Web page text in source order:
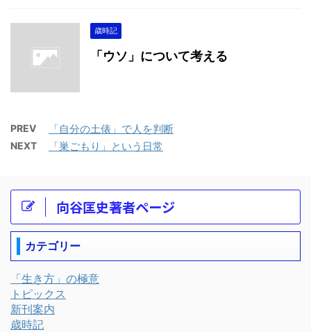
歳時記
「ウソ」について考える
PREV 「自分の土俵」で人を判断
NEXT 「巣ごもり」という日常
向谷匡史著者ページ
カテゴリー
「生き方」の極意
トピックス
新刊案内
歳時記